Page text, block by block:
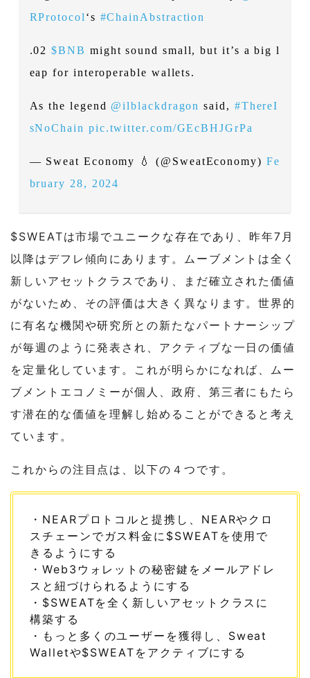
RProtocol ‘s #ChainAbstraction
.02$BNB might sound small, but it’s a big l
eap for interoperable wallets.
As the legend @ilblackdragon said, #ThereI
sNoChain pic.twitter.com/GEcBHJGrPa
— Sweat Еconomy 💧 (@SweatEconomy) Fe
bruary 28, 2024
$SWEATは市場でユニークな存在であり、昨年7月
以降はデフレ傾向にあります。ムーブメントは全く
新しいアセットクラスであり、まだ確立された価値
がないため、その評価は大きく異なります。世界的
に有名な機関や研究所との新たなパートナーシップ
が毎週のように発表され、アクティブな一日の価値
を定量化しています。これが明らかになれば、ムー
ブメントエコノミーが個人、政府、第三者にもたら
す潜在的な価値を理解し始めることができると考え
ています。
これからの注目点は、以下の４つです。
・NEARプロトコルと提携し、NEARやクロ
スチェーンでガス料金に$SWEATを使用で
きるようにする
・Web3ウォレットの秘密鍵をメールアドレ
スと紐づけられるようにする
・$SWEATを全く新しいアセットクラスに
構築する
・もっと多くのユーザーを獲得し、Sweat
Walletや$SWEATをアクティブにする